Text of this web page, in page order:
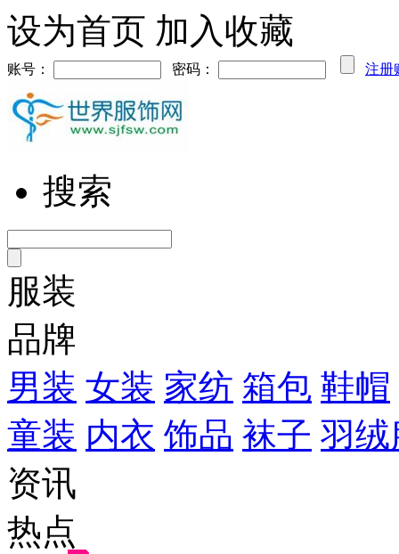
设为首页 加入收藏
账号： 密码： 注册
搜索
服装
品牌
男装 女装 家纺 箱包 鞋帽
童装 内衣 饰品 袜子 羽绒
资讯
热点